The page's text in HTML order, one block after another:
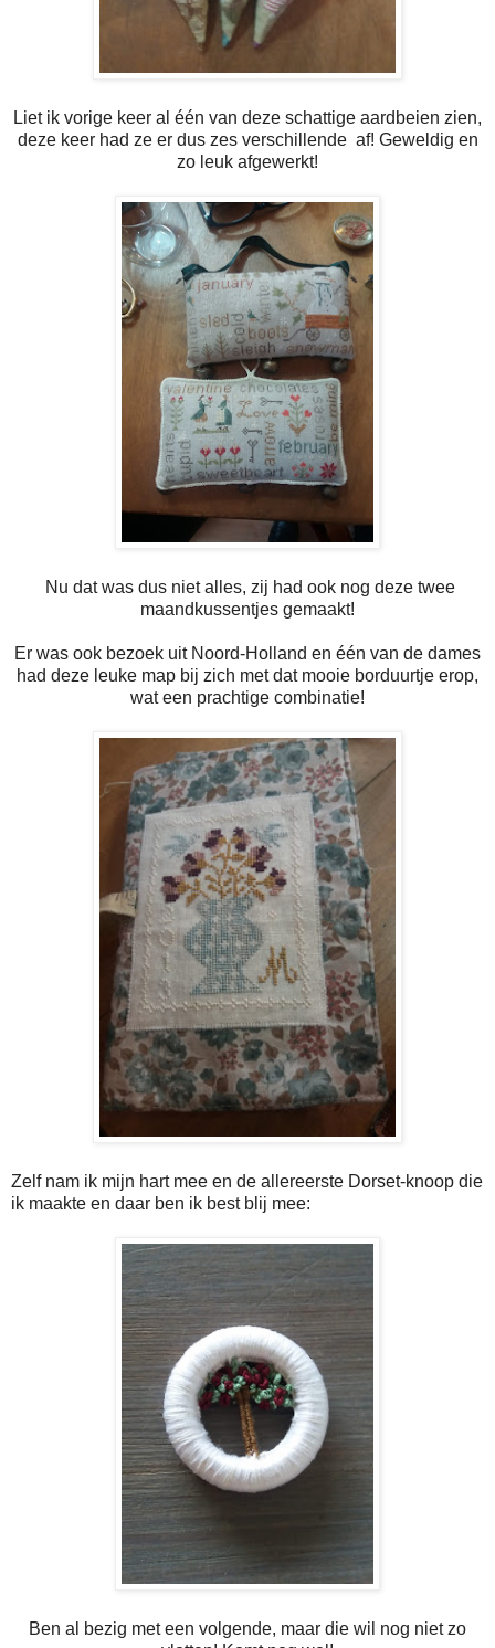
Liet ik vorige keer al één van deze schattige aardbeien zien,
deze keer had ze er dus zes verschillende af! Geweldig en
zo leuk afgewerkt!
Nu dat was dus niet alles, zij had ook nog deze twee
maandkussentjes gemaakt!
Er was ook bezoek uit Noord-Holland en één van de dames
had deze leuke map bij zich met dat mooie borduurtje erop,
wat een prachtige combinatie!
Zelf nam ik mijn hart mee en de allereerste Dorset-knoop die
ik maakte en daar ben ik best blij mee:
Ben al bezig met een volgende, maar die wil nog niet zo